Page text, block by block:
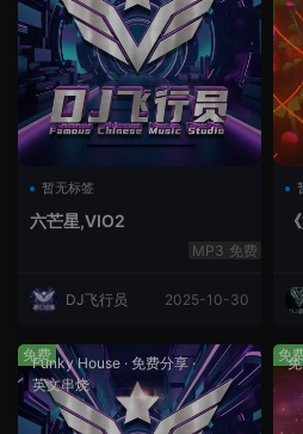
暂无标签
六芒星,VIO2
免费
DJ飞行员 2025-10-30
Funky House · 免费分享·
英文串烧
免费 免